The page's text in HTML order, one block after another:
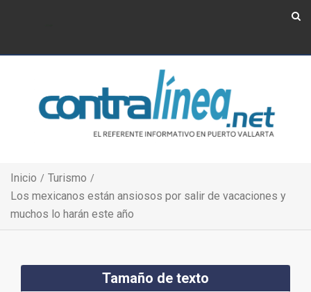
Inicio
Turismo
Los mexicanos están ansiosos por salir de vacaciones y
muchos lo harán este año
Tamaño de texto